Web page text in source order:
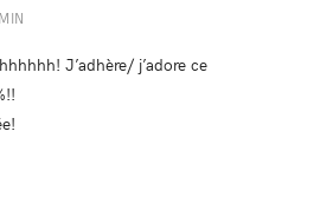
MIN
J’adhère/ j’adore ce